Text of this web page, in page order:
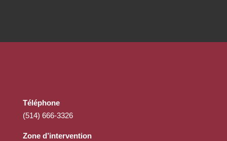
Téléphone
(514) 666-3326
Zone d’intervention